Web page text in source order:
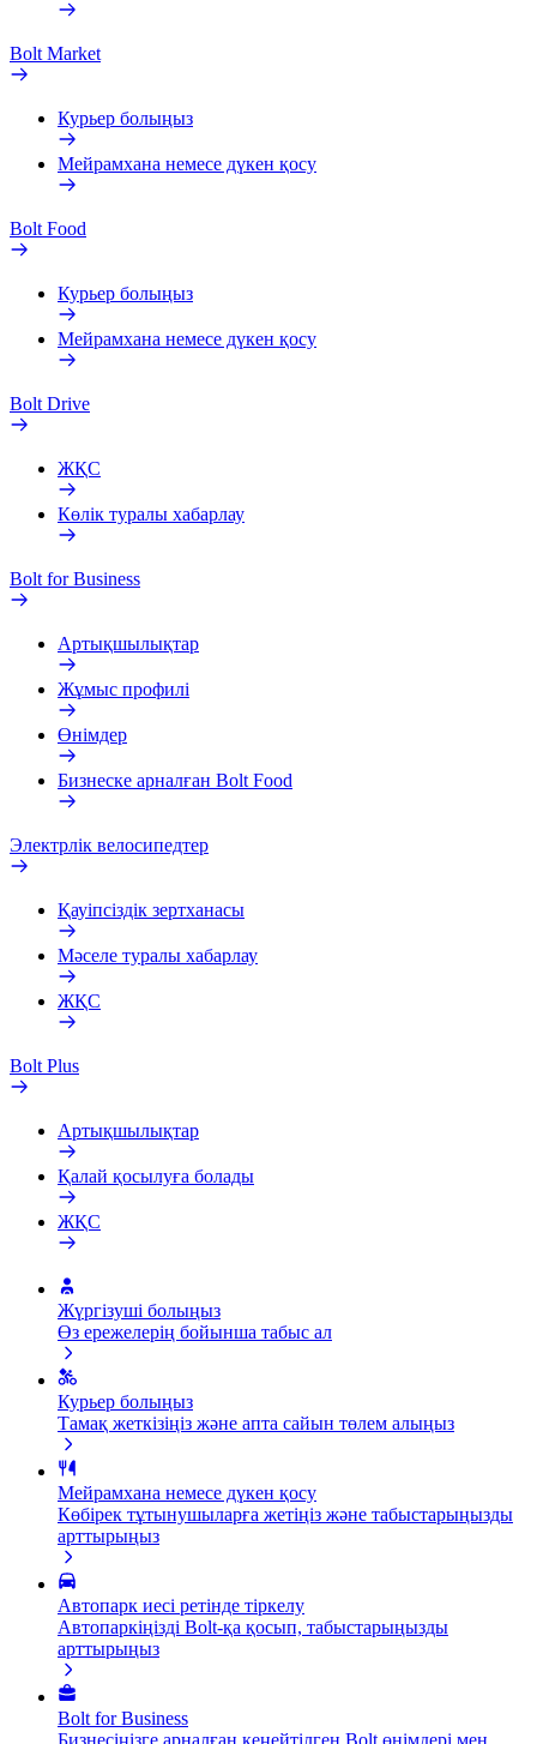
Bolt Market
Курьер болыңыз
Мейрамхана немесе дүкен қосу
Bolt Food
Курьер болыңыз
Мейрамхана немесе дүкен қосу
Bolt Drive
ЖҚС
Көлік туралы хабарлау
Bolt for Business
Артықшылықтар
Жұмыс профилі
Өнімдер
Бизнеске арналған Bolt Food
Электрлік велосипедтер
Қауіпсіздік зертханасы
Мәселе туралы хабарлау
ЖҚС
Bolt Plus
Артықшылықтар
Қалай қосылуға болады
ЖҚС
Жүргізуші болыңыз
Өз ережелерің бойынша табыс ал
Курьер болыңыз
Тамақ жеткізіңіз және апта сайын төлем алыңыз
Мейрамхана немесе дүкен қосу
Көбірек тұтынушыларға жетіңіз және табыстарыңызды
арттырыңыз
Автопарк иесі ретінде тіркелу
Автопаркіңізді Bolt-қа қосып, табыстарыңызды
арттырыңыз
Bolt for Business
Бизнесіңізге арналған кеңейтілген Bolt өнімдері мен